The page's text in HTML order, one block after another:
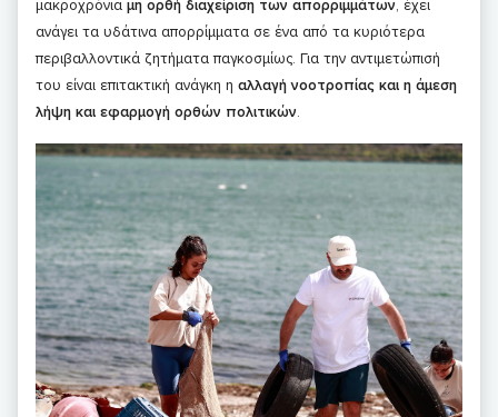
μακροχρόνια μη ορθή διαχείριση των απορριμμάτων, έχει
ανάγει τα υδάτινα απορρίμματα σε ένα από τα κυριότερα
περιβαλλοντικά ζητήματα παγκοσμίως. Για την αντιμετώπισή
του είναι επιτακτική ανάγκη η αλλαγή νοοτροπίας και η άμεση
λήψη και εφαρμογή ορθών πολιτικών.